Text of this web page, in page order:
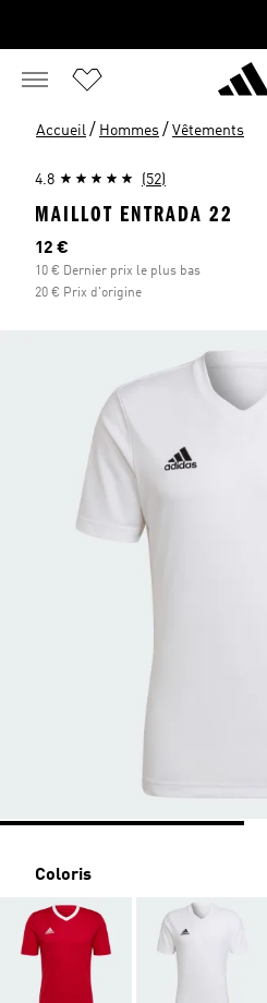
Accueil / Hommes / Vêtements
4.8 (52)
MAILLOT ENTRADA 22
Prix actuel
12 €
10 € Dernier prix le plus bas
20 € Prix d'origine
Coloris